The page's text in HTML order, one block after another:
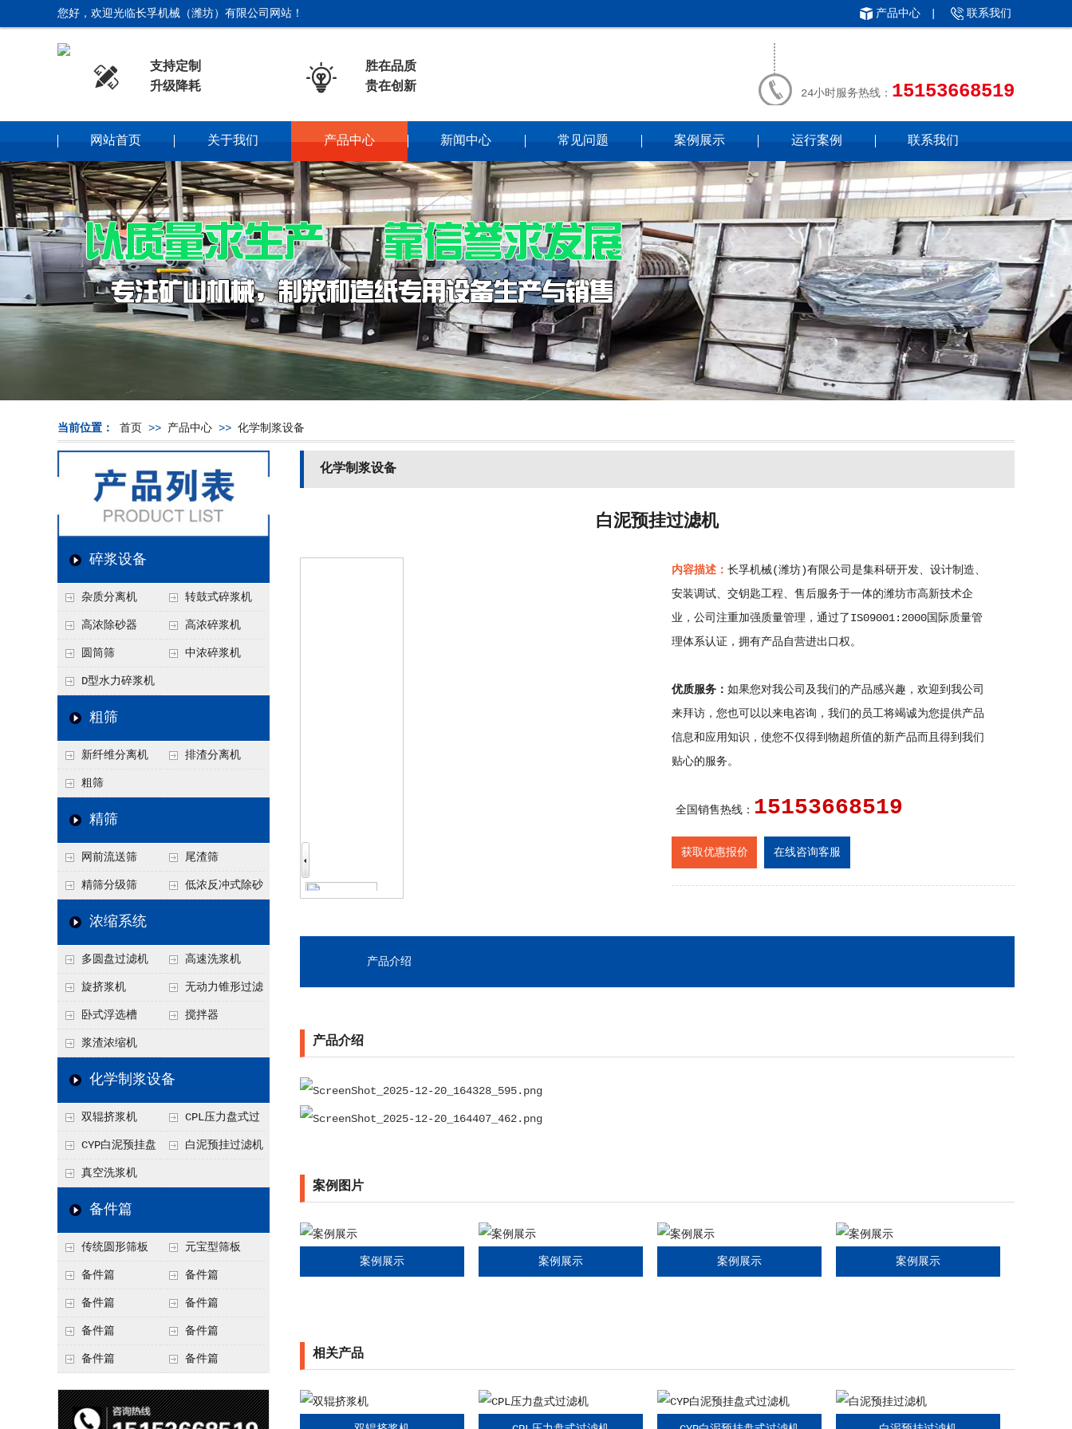
您好，欢迎光临长孚机械（潍坊）有限公司网站！ 产品中心 联系我们

支持定制
升级降耗

胜在品质
贵在创新
24小时服务热线： 15153668519
网站首页 关于我们 产品中心 新闻中心 常见问题 案例展示 运行案例 联系我们
当前位置： 首页 >> 产品中心 >> 化学制浆设备
碎浆设备
杂质分离机 转鼓式碎浆机
高浓除砂器 高浓碎浆机
圆筒筛 中浓碎浆机
D型水力碎浆机
粗筛
新纤维分离机 排渣分离机
粗筛
精筛
网前流送筛 尾渣筛
精筛分级筛 低浓反冲式除砂
浓缩系统
多圆盘过滤机 高速洗浆机
旋挤浆机 无动力锥形过滤
器
卧式浮选槽 搅拌器
浆渣浓缩机
化学制浆设备
双辊挤浆机 CPL压力盘式过
滤机
CYP白泥预挂盘
式过滤机
白泥预挂过滤机
真空洗浆机
备件篇
传统圆形筛板 元宝型筛板
备件篇 备件篇
备件篇 备件篇
备件篇 备件篇
备件篇 备件篇
化学制浆设备
白泥预挂过滤机
内容描述： 长孚机械(潍坊)有限公司是集科研开发、设计制造、
安装调试、交钥匙工程、售后服务于一体的潍坊市高新技术企
业，公司注重加强质量管理，通过了IS09001:2000国际质量管
理体系认证，拥有产品自营进出口权。
优质服务： 如果您对我公司及我们的产品感兴趣，欢迎到我公司
来拜访，您也可以以来电咨询，我们的员工将竭诚为您提供产品
信息和应用知识，使您不仅得到物超所值的新产品而且得到我们
贴心的服务。
全国销售热线： 15153668519
获取优惠报价 在线咨询客服
产品介绍
产品介绍
案例图片
案例展示 案例展示 案例展示 案例展示
相关产品